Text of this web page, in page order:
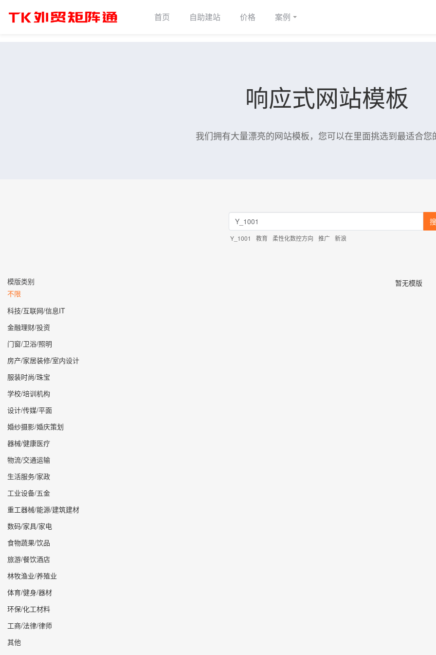
首页 自助建站 价格 案例
响应式网站模板
我们拥有大量漂亮的网站模板，您可以在里面挑选到最适合您
Y_1001 教育 柔性化数控方向 推广 新浪
模版类别
不限
科技/互联网/信息IT
金融理财/投资
门窗/卫浴/照明
房产/家居装修/室内设计
服装时尚/珠宝
学校/培训机构
设计/传媒/平面
婚纱摄影/婚庆策划
器械/健康医疗
物流/交通运输
生活服务/家政
工业设备/五金
重工器械/能源/建筑建材
数码/家具/家电
食物蔬果/饮品
旅游/餐饮酒店
林牧渔业/养殖业
体育/健身/器材
环保/化工材料
工商/法律/律师
其他
暂无模版